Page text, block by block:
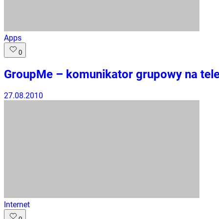
Apps
0
GroupMe – komunikator grupowy na
27.08.2010
Internet